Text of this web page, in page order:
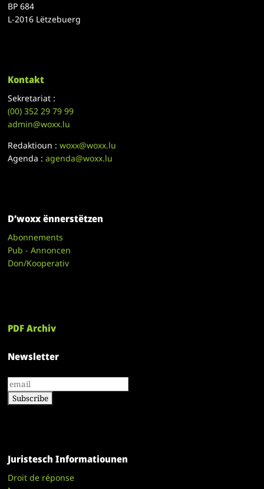
BP 684
L-2016 Lëtzebuerg
Kontakt
Sekretariat :
(00)352 29 79 99
admin@woxx.lu
Redaktioun :woxx@woxx.lu
Agenda :agenda@woxx.lu
D’woxx ënnerstëtzen
Abonnements
Pub - Annoncen
Don/Kooperativ
PDF Archiv
Newsletter
Juristesch Informatiounen
Droit de réponse